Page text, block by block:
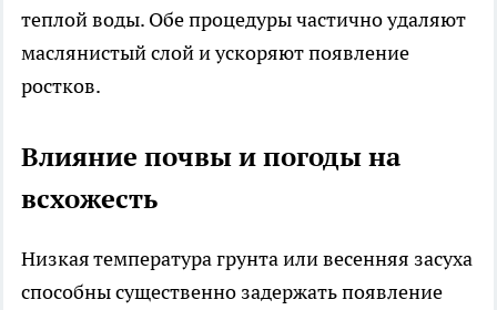
теплой воды. Обе процедуры частично удаляют
маслянистый слой и ускоряют появление
ростков.
Влияние почвы и погоды на
всхожесть
Низкая температура грунта или весенняя засуха
способны существенно задержать появление